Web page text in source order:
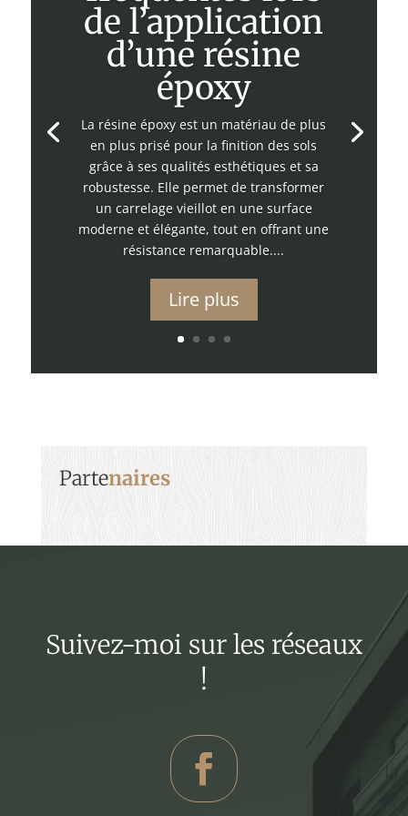
de l’application
d’une résine
époxy
La résine époxy est un matériau de plus
en plus prisé pour la finition des sols
grâce à ses qualités esthétiques et sa
robustesse. Elle permet de transformer
un carrelage vieillot en une surface
moderne et élégante, tout en offrant une
résistance remarquable....
Lire plus
Partenaires
Suivez-moi sur les réseaux
!